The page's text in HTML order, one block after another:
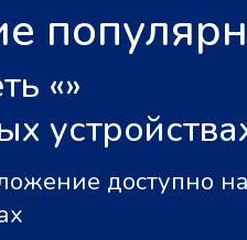
«»
доступно